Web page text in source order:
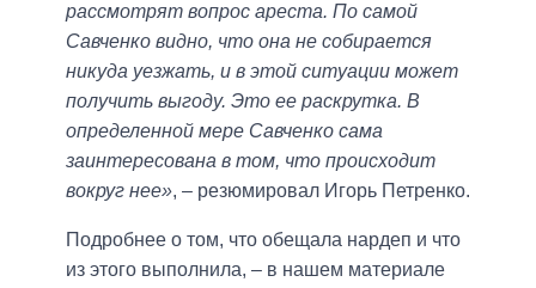
рассмотрят вопрос ареста. По самой
Савченко видно, что она не собирается
никуда уезжать, и в этой ситуации может
получить выгоду. Это ее раскрутка. В
определенной мере Савченко сама
заинтересована в том, что происходит
вокруг нее», – резюмировал Игорь Петренко.
Подробнее о том, что обещала нардеп и что
из этого выполнила, – в нашем материале